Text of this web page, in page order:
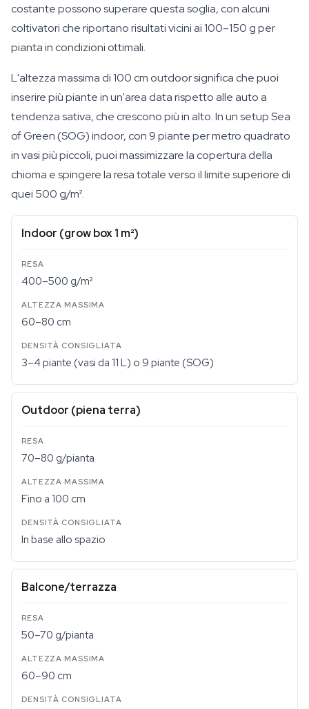
costante possono superare questa soglia, con alcuni
coltivatori che riportano risultati vicini ai 100–150 g per
pianta in condizioni ottimali.
L'altezza massima di 100 cm outdoor significa che puoi
inserire più piante in un'area data rispetto alle auto a
tendenza sativa, che crescono più in alto. In un setup Sea
of Green (SOG) indoor, con 9 piante per metro quadrato
in vasi più piccoli, puoi massimizzare la copertura della
chioma e spingere la resa totale verso il limite superiore di
quei 500 g/m².
Indoor (grow box 1 m²)
400–500 g/m²
60–80 cm
3–4 piante (vasi da 11 L) o 9 piante (SOG)
Outdoor (piena terra)
70–80 g/pianta
Fino a 100 cm
In base allo spazio
Balcone/terrazza
50–70 g/pianta
60–90 cm